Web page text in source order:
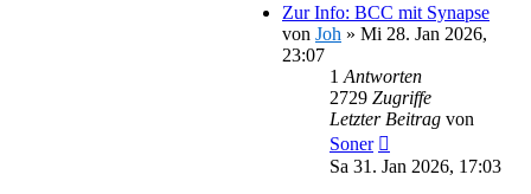
Zur Info: BCC mit Synapse
von Joh » Mi 28. Jan 2026,
23:07
1 Antworten
2729 Zugriffe
Letzter Beitrag von
Soner
Sa 31. Jan 2026, 17:03